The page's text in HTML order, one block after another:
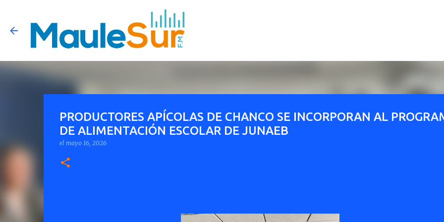
PRODUCTORES APÍCOLAS DE CHANCO SE INCORPORAN AL
DE ALIMENTACIÓN ESCOLAR DE JUNAEB
el mayo 16, 2026